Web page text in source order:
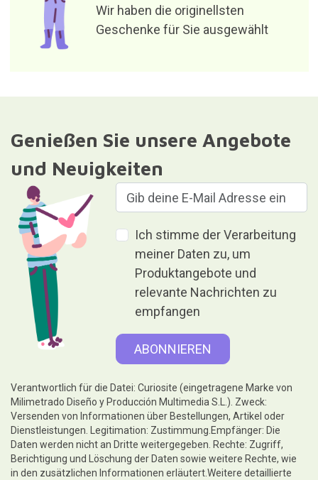
Wir haben die originellsten
Geschenke für Sie ausgewählt
Genießen Sie unsere Angebote
und Neuigkeiten
Ich stimme der Verarbeitung
meiner Daten zu, um
Produktangebote und
relevante Nachrichten zu
empfangen
Verantwortlich für die Datei: Curiosite (eingetragene Marke von
Milimetrado Diseño y Producción Multimedia S.L.). Zweck:
Versenden von Informationen über Bestellungen, Artikel oder
Dienstleistungen. Legitimation: Zustimmung.Empfänger: Die
Daten werden nicht an Dritte weitergegeben. Rechte: Zugriff,
Berichtigung und Löschung der Daten sowie weitere Rechte, wie
in den zusätzlichen Informationen erläutert.Weitere detaillierte